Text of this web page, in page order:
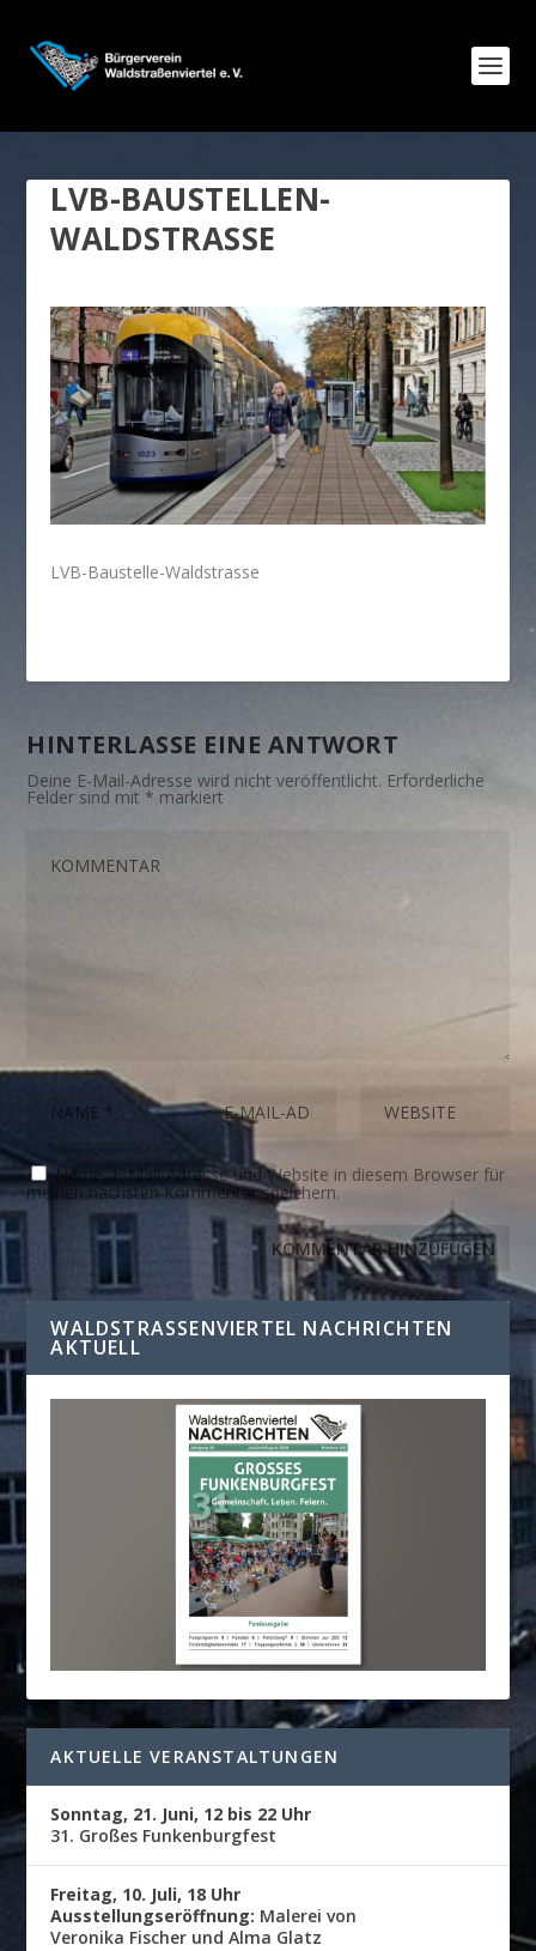
LVB-BAUSTELLEN-
WALDSTRASSE
LVB-Baustelle-Waldstrasse
HINTERLASSE EINE ANTWORT
Deine E-Mail-Adresse wird nicht veröffentlicht. Erforderliche
Felder sind mit * markiert
Name, E-Mail-Adresse und Website in diesem Browser für
meinen nächsten Kommentar speichern.
WALDSTRASSENVIERTEL NACHRICHTEN A
KTUELL
AKTUELLE VERANSTALTUNGEN
Sonntag, 21. Juni, 12 bis 22 Uhr
31. Großes Funkenburgfest
Freitag, 10. Juli, 18 Uhr
Ausstellungseröffnung: Malerei von
Veronika Fischer und Alma Glatz